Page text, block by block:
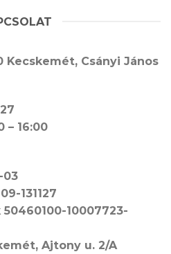
Csányi János
– 16:00
03
131127
10007723-
Ajtony u. 2/A